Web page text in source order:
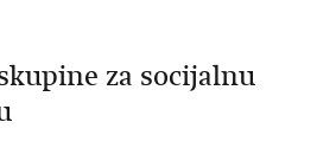
za socijalnu